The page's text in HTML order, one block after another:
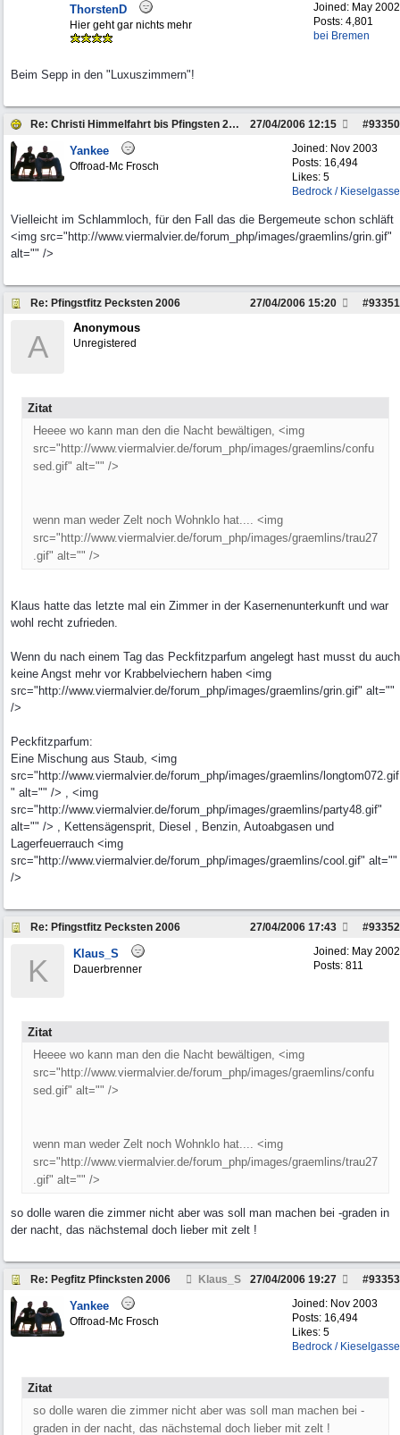
Joined: May 2002
Posts: 4,801
bei Bremen
ThorstenD
Hier geht gar nichts mehr
Beim Sepp in den "Luxuszimmern"!
Re: Christi Himmelfahrt bis Pfingsten 2006 #93350
27/04/2006 12:15
Joined: Nov 2003
Posts: 16,494
Likes: 5
Bedrock / Kieselgasse
Yankee
Offroad-Mc Frosch
Vielleicht im Schlammloch, für den Fall das die Bergemeute schon schläft
<img src="http://www.viermalvier.de/forum_php/images/graemlins/grin.gif"
alt="" />
Re: Pfingstfitz Pecksten 2006 #93351
27/04/2006 15:20
A
Anonymous
Unregistered
Zitat
Heeee wo kann man den die Nacht bewältigen, <img
src="http://www.viermalvier.de/forum_php/images/graemlins/confu
sed.gif" alt="" />
wenn man weder Zelt noch Wohnklo hat.... <img
src="http://www.viermalvier.de/forum_php/images/graemlins/trau27
.gif" alt="" />
Klaus hatte das letzte mal ein Zimmer in der Kasernenunterkunft und war
wohl recht zufrieden.
Wenn du nach einem Tag das Peckfitzparfum angelegt hast musst du auch
keine Angst mehr vor Krabbelviechern haben <img
src="http://www.viermalvier.de/forum_php/images/graemlins/grin.gif" alt=""
/>
Peckfitzparfum:
Eine Mischung aus Staub, <img
src="http://www.viermalvier.de/forum_php/images/graemlins/longtom072.gif
" alt="" /> , <img
src="http://www.viermalvier.de/forum_php/images/graemlins/party48.gif"
alt="" /> , Kettensägensprit, Diesel , Benzin, Autoabgasen und
Lagerfeuerrauch <img
src="http://www.viermalvier.de/forum_php/images/graemlins/cool.gif" alt=""
/>
Re: Pfingstfitz Pecksten 2006 #93352
27/04/2006 17:43
Joined: May 2002
Posts: 811
K Klaus_S
Dauerbrenner
Zitat
Heeee wo kann man den die Nacht bewältigen, <img
src="http://www.viermalvier.de/forum_php/images/graemlins/confu
sed.gif" alt="" />
wenn man weder Zelt noch Wohnklo hat.... <img
src="http://www.viermalvier.de/forum_php/images/graemlins/trau27
.gif" alt="" />
so dolle waren die zimmer nicht aber was soll man machen bei -graden in
der nacht, das nächstemal doch lieber mit zelt !
Re: Pegfitz Pfincksten 2006 Klaus_S #93353
27/04/2006 19:27
Joined: Nov 2003
Posts: 16,494
Likes: 5
Bedrock / Kieselgasse
Yankee
Offroad-Mc Frosch
Zitat
so dolle waren die zimmer nicht aber was soll man machen bei -
graden in der nacht, das nächstemal doch lieber mit zelt !